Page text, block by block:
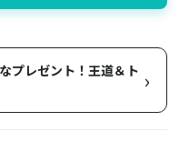
プレゼント！王道＆ト ›